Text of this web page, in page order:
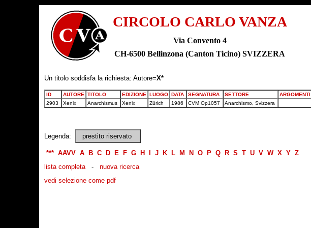
CIRCOLO CARLO VANZA
Via Convento 4
CH-6500 Bellinzona (Canton Ticino) SVIZZERA
Un titolo soddisfa la richiesta: Autore=X*
ID AUTORE TITOLO EDIZIONE LUOGO DATA SEGNATURA SETTORE
ARGOMENTI
2903
Xenix Anarchismus Xenix Zürich 1986 CVM Op1057 Anarchismo, Svizzera
Legenda: prestito riservato
*** AAVV A B C D E F G H J K L M N O P Q R S T U V W X Y Z
lista completa- nuova ricerca
vedi selezione come pdf